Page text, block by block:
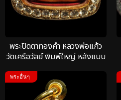
พระปิดตาทองคำ หลวงพ่อแก้ว
วัดเครือวัลย์ พิมพ์ใหญ่ หลังแบบ
พระอื่นๆ